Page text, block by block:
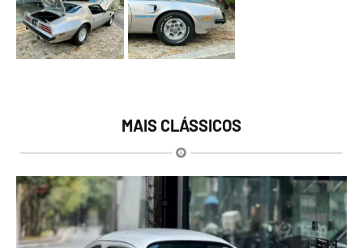
MAIS CLÁSSICOS